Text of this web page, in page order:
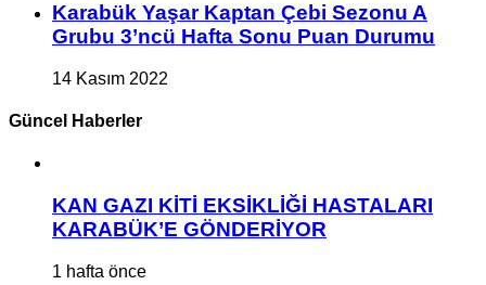
Karabük Yaşar Kaptan Çebi Sezonu A
Grubu 3’ncü Hafta Sonu Puan Durumu
14 Kasım 2022
Güncel Haberler
KAN GAZI KİTİ EKSİKLİĞİ HASTALARI
KARABÜK’E GÖNDERİYOR
1 hafta önce